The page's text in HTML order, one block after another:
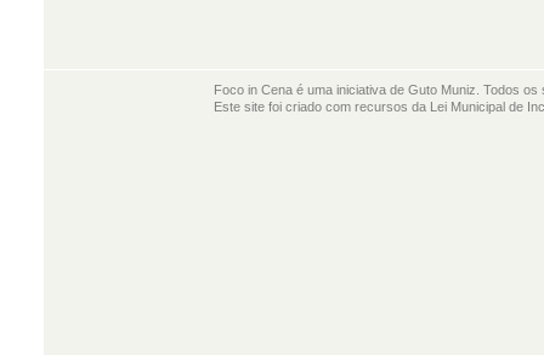
Foco in Cena é uma iniciativa de Guto Muniz. Todos
Este site foi criado com recursos da Lei Municipal de